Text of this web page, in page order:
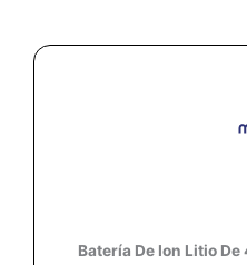
Batería De Ion Litio De